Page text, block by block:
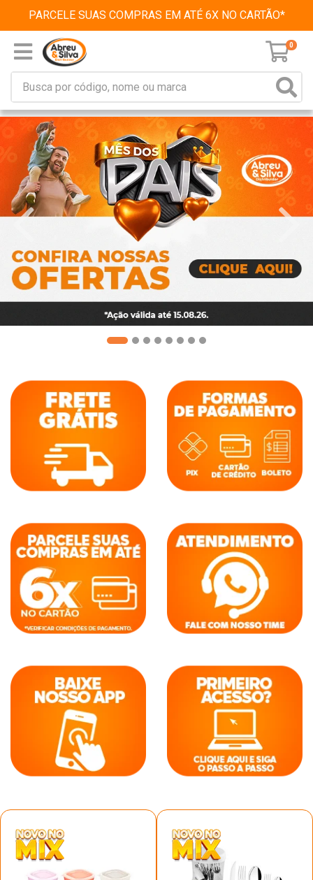
PARCELE SUAS COMPRAS EM ATÉ 6X NO CARTÃO*
0